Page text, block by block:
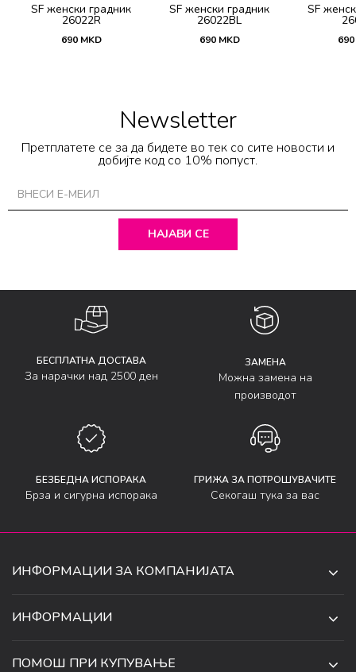
SF женски градник
26022R
690 MKD
SF женски градник
26022BL
690 MKD
SF
690
Newsletter
Претплатете се за да бидете во тек со сите новости и
добијте код со 10% попуст.
НАЈАВИ СЕ
БЕСПЛАТНА ДОСТАВА
За нарачки над 2500 ден
ЗАМЕНА
Можна замена на
производот
БЕЗБЕДНА ИСПОРАКА
Брза и сигурна испорака
ГРИЖА ЗА ПОТРОШУВАЧИТЕ
Секогаш тука за вас
ИНФОРМАЦИИ ЗА КОМПАНИЈАТА
ИНФОРМАЦИИ
ПОМОШ ПРИ КУПУВАЊЕ